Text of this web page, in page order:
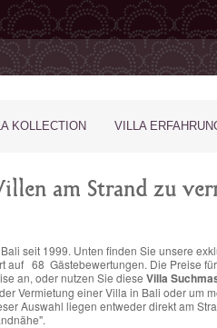
KOLLECTION VILLA
am Strand zu
seit 1999. Unten finden Sie unsere
auf 68 Gästebewertungen. Die Preise
an, oder nutzen Sie diese Villa
Vermietung einer Villa in Bali oder
Auswahl liegen entweder direkt am